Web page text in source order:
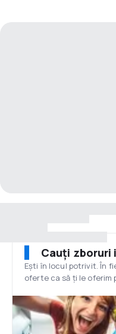
Cauți zboruri
Ești în locul potrivit. În
oferte ca să ți le oferim